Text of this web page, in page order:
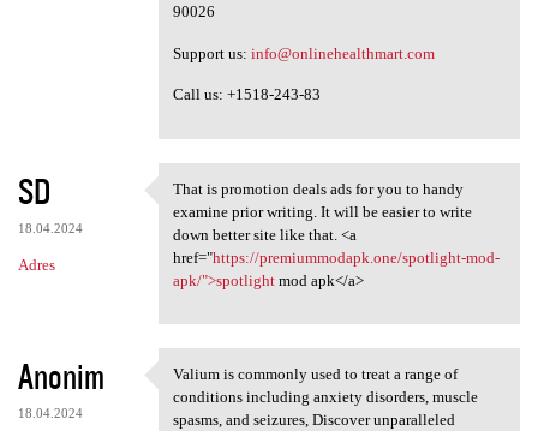
90026
Support us: info@onlinehealthmart.com
Call us: +1518-243-83
SD
18.04.2024
Adres
That is promotion deals ads
That is promotion deals ads for you to handy
examine prior writing. It will be easier to write
down better site like that. <a
href="https://premiummodapk.one/spotlight-mod-
apk/">spotlightmod apk</a>
Anonim
18.04.2024
Valium is commonly used to
Valium is commonly used to treat a range of
conditions including anxiety disorders, muscle
spasms, and seizures, Discover unparalleled